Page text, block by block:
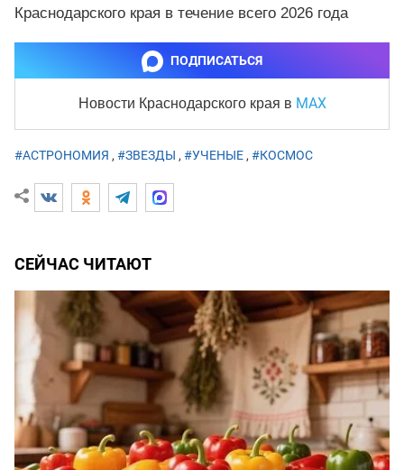
Краснодарского края в течение всего 2026 года
ПОДПИСАТЬСЯ
Новости Краснодарского края в MAX
#АСТРОНОМИЯ , #ЗВЕЗДЫ , #УЧЕНЫЕ , #КОСМОС
СЕЙЧАС ЧИТАЮТ